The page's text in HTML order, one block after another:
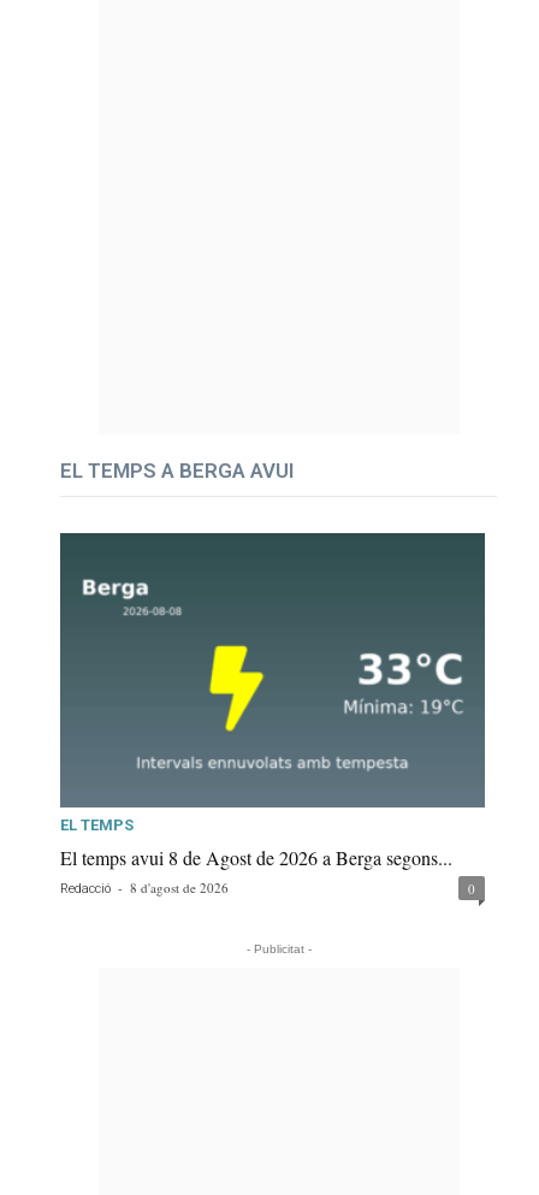
EL TEMPS A BERGA AVUI
EL TEMPS
El temps avui 8 de Agost de 2026 a Berga segons...
Redacció - 8 d'agost de 2026 0
- Publicitat -